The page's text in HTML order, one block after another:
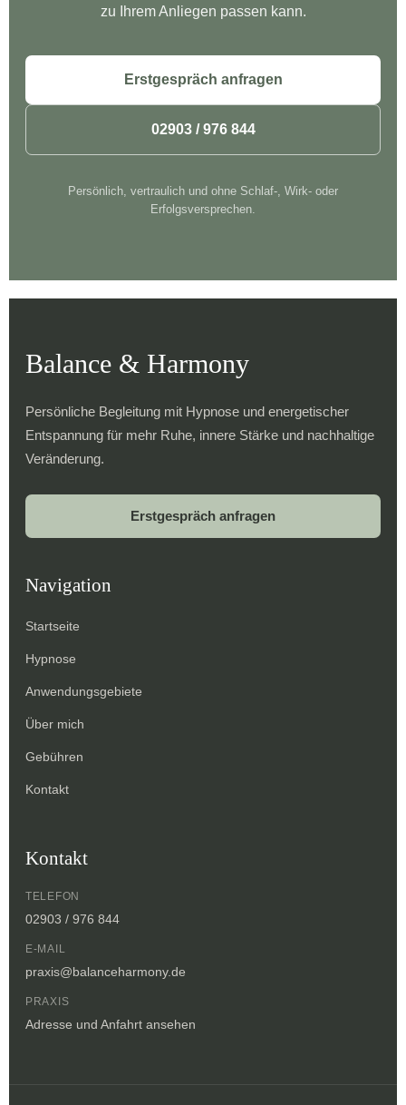
zu Ihrem Anliegen passen kann.
Erstgespräch anfragen
02903 / 976 844
Persönlich, vertraulich und ohne Schlaf-, Wirk- oder
Erfolgsversprechen.
Balance & Harmony
Persönliche Begleitung mit Hypnose und energetischer
Entspannung für mehr Ruhe, innere Stärke und nachhaltige
Veränderung.
Erstgespräch anfragen
Navigation
Startseite
Hypnose
Anwendungsgebiete
Über mich
Gebühren
Kontakt
Kontakt
TELEFON
02903 / 976 844
E-MAIL
praxis@balanceharmony.de
PRAXIS
Adresse und Anfahrt ansehen